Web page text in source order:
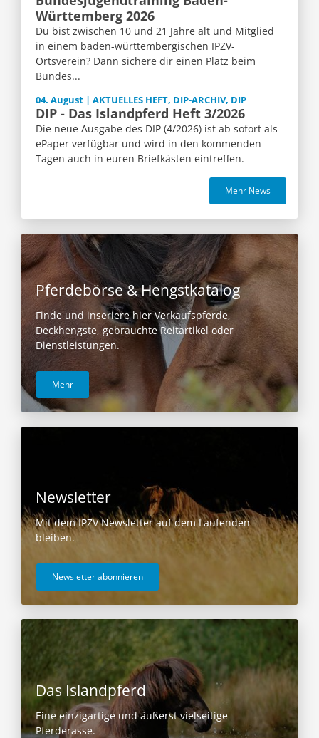
Württemberg 2026
Du bist zwischen 10 und 21 Jahre alt und Mitglied
in einem baden-württembergischen IPZV-
Ortsverein? Dann sichere dir einen Platz beim
Bundes...
04. August | AKTUELLES HEFT, DIP-ARCHIV, DIP
DIP - Das Islandpferd Heft 3/2026
Die neue Ausgabe des DIP (4/2026) ist ab sofort als
ePaper verfügbar und wird in den kommenden
Tagen auch in euren Briefkästen eintreffen.
Mehr News
Pferdebörse & Hengstkatalog
Finde und inseriere hier Verkaufspferde,
Deckhengste, gebrauchte Reitartikel oder
Dienstleistungen.
Mehr
Newsletter
Mit dem IPZV Newsletter auf dem Laufenden
bleiben.
Newsletter abonnieren
Das Islandpferd
Eine einzigartige und äußerst vielseitige
Pferderasse.